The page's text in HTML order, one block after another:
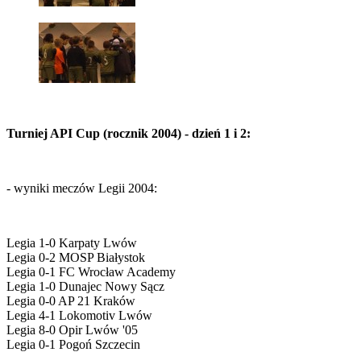
Turniej API Cup (rocznik 2004) - dzień 1 i 2:
- wyniki meczów Legii 2004:
Legia 1-0 Karpaty Lwów
Legia 0-2 MOSP Białystok
Legia 0-1 FC Wrocław Academy
Legia 1-0 Dunajec Nowy Sącz
Legia 0-0 AP 21 Kraków
Legia 4-1 Lokomotiv Lwów
Legia 8-0 Opir Lwów '05
Legia 0-1 Pogoń Szczecin